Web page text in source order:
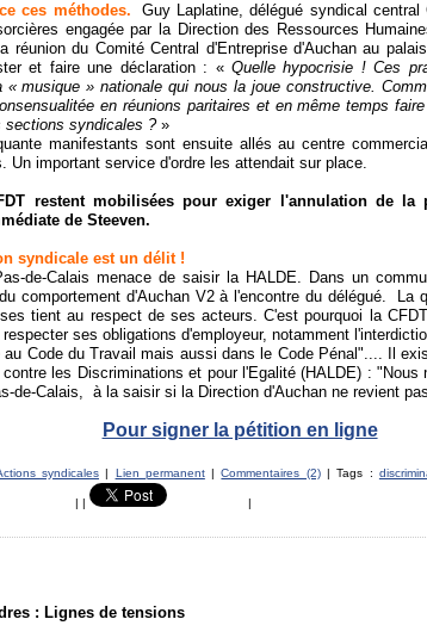
ces méthodes.
Guy Laplatine, délégué syndical central
engagée par la Direction des Ressources
réunion du Comité Central d'Entreprise d'Auchan au
et faire une déclaration : «Quelle hypocrisie ! Ces
« musique » nationale qui nous la joue constructive.
en réunions paritaires et en même temps
sections syndicales ? »
manifestants sont ensuite allés au centre
Un important service d'ordre les attendait sur place.
restent mobilisées pour exiger l'annulation de la
de Steeven.
syndicale est un délit !
de-Calais menace de saisir la HALDE. Dans un
comportement d'Auchan V2 à l'encontre du délégué. La
tient au respect de ses acteurs. C'est pourquoi la
respecter ses obligations d'employeur, notamment
Code du Travail mais aussi dans le Code Pénal".... Il
les Discriminations et pour l'Egalité (HALDE) : "Nous
de-Calais, à la saisir si la Direction d'Auchan ne revient
Pour signer la pétition en ligne
syndicales| Lien permanent|Commentaires (2)| Tags :
| | |
: Lignes de tensions